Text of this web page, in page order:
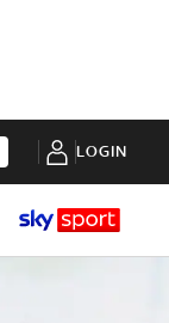
LOGIN